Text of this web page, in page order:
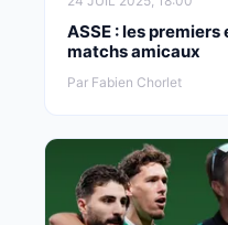
ASSE : les
matchs amicaux
Par Fabien Chorlet